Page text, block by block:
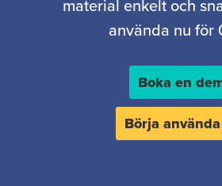
material enkelt och
använda nu för
Boka en
Börja